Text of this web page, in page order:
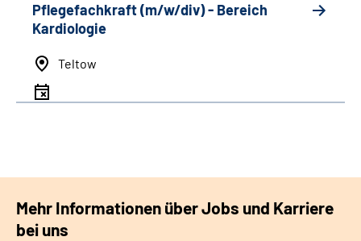
Pflegefachkraft (m/w/div) - Bereich
Kardiologie
Teltow
Mehr Informationen über Jobs und Karriere
bei uns